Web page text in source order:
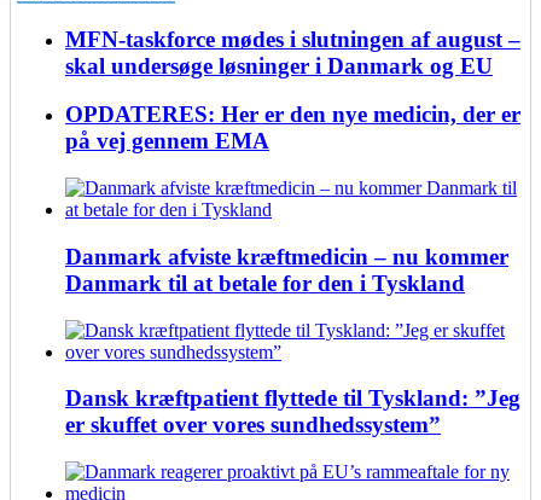
MFN-taskforce mødes i slutningen af august –
skal undersøge løsninger i Danmark og EU
OPDATERES: Her er den nye medicin, der er
på vej gennem EMA
Danmark afviste kræftmedicin – nu kommer
Danmark til at betale for den i Tyskland
Dansk kræftpatient flyttede til Tyskland: ”Jeg
er skuffet over vores sundhedssystem”